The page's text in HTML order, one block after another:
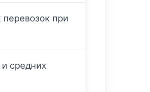
при
средних